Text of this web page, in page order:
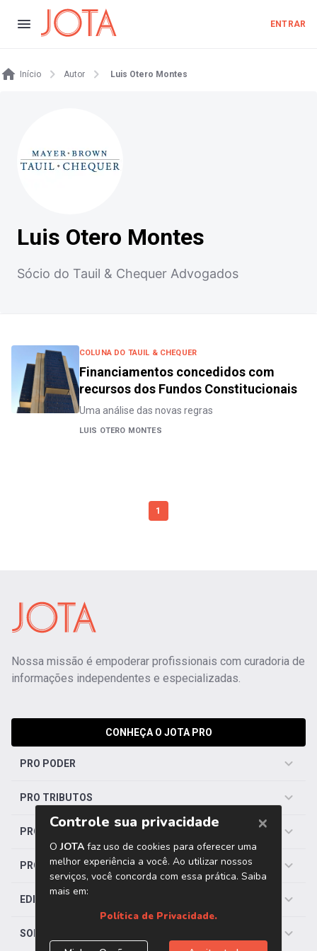
ENTRAR
Início Autor Luis Otero Montes
Luis Otero Montes
Sócio do Tauil & Chequer Advogados
COLUNA DO TAUIL & CHEQUER
Financiamentos concedidos com
recursos dos Fundos Constitucionais
Uma análise das novas regras
LUIS OTERO MONTES
1
Nossa missão é empoderar profissionais com curadoria de
informações independentes e especializadas.
CONHEÇA O JOTA PRO
PRO PODER
PRO TRIBUTOS
PRO TRABALHISTA
PRO SAÚDE
EDITORIAS
SOBRE O JOTA